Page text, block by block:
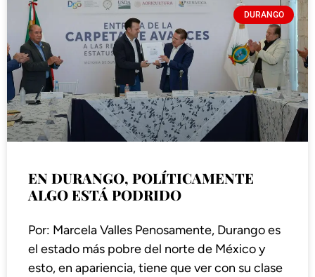
DURANGO
EN DURANGO, POLÍTICAMENTE
ALGO ESTÁ PODRIDO
Por: Marcela Valles Penosamente, Durango es
el estado más pobre del norte de México y
esto, en apariencia, tiene que ver con su clase